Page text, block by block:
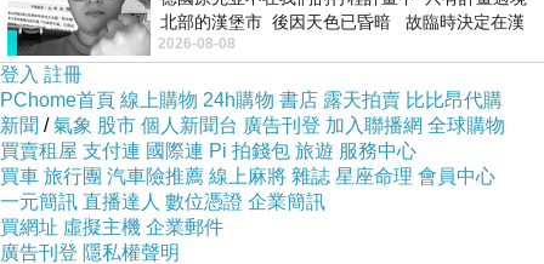
．擁有超高透光率、高度還原螢幕原色彩，獨有抗眩光塗層處理，有
效防止炫光衍生
．特殊鋼化玻璃，超強硬度高達9H，耐刮花、防爆裂
．表面使用納米疏油塗層，更有效地防指紋、抗油污，且可以有效阻
擋、過濾紫外線
北部的漢堡市 後因天色已昏暗 故臨時決定在漢
堡市吃晚餐和過夜
2026-08-08
登入 註冊
PChome首頁 線上購物 24h購物 書店 露天拍賣 比比昂代購
新聞 /氣象 股市 個人新聞台 廣告刊登 加入聯播網 全球購物
買賣租屋 支付連 國際連 Pi 拍錢包 旅遊 服務中心
買車 旅行團 汽車險推薦 線上麻將 雜誌 星座命理 會員中心
一元簡訊 直播達人 數位憑證 企業簡訊
買網址 虛擬主機 企業郵件
廣告刊登 隱私權聲明